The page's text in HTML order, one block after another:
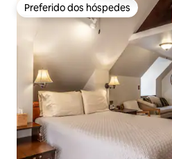
Preferido dos hóspedes
Preferido dos hóspedes